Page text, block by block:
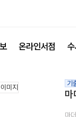
온라인서점
기
마
마